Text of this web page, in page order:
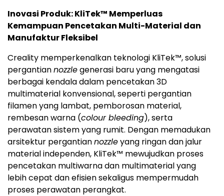
Inovasi Produk: KliTek™ Memperluas
Kemampuan Pencetakan Multi-Material dan
Manufaktur Fleksibel
Creality memperkenalkan teknologi KliTek™, solusi
pergantiannozzlegenerasi baru yang mengatasi
berbagai kendala dalam pencetakan 3D
multimaterial konvensional, seperti pergantian
filamen yang lambat, pemborosan material,
rembesan warna (colour bleeding), serta
perawatan sistem yang rumit. Dengan memadukan
arsitektur pergantiannozzleyang ringan dan jalur
material independen, KliTek™ mewujudkan proses
pencetakan multiwarna dan multimaterial yang
lebih cepat dan efisien sekaligus mempermudah
proses perawatan perangkat.